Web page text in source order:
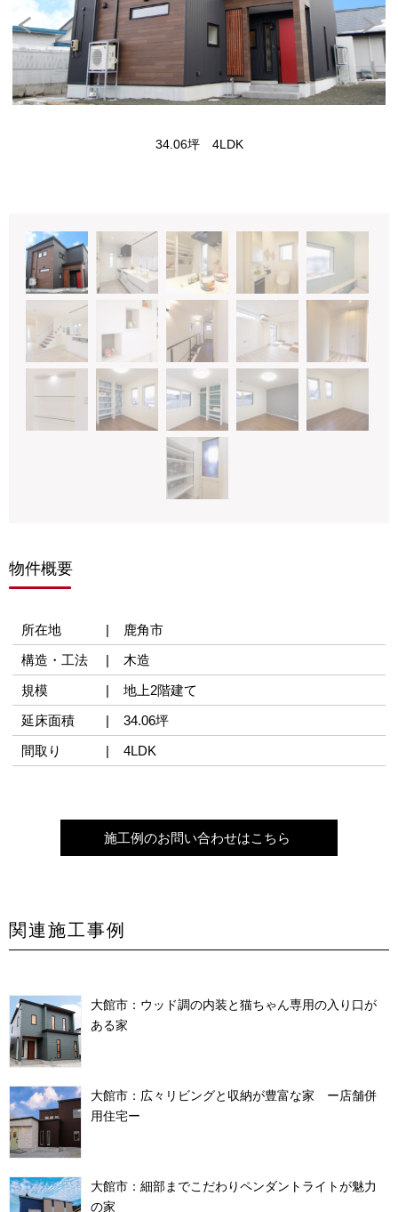
34.06坪 4LDK
物件概要
所在地
鹿角市
構造・工法
木造
規模
地上2階建て
延床面積
34.06坪
間取り
4LDK
施工例のお問い合わせはこちら
関連施工事例
大館市：ウッド調の内装と猫ちゃん専用の入り口が
ある家
大館市：広々リビングと収納が豊富な家 ー店舗併
用住宅ー
大館市：細部までこだわりペンダントライトが魅力
の家